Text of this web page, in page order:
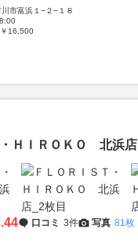
市富浜１−２−１８
16,500
・ＨＩＲＯＫＯ 北浜店
口コミ 3件 写真 81枚